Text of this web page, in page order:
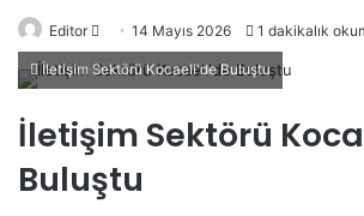
Editor
i
r
e
-
p
o
14 Mayıs 2026 1 dakikalık
İletişim Sektörü Kocaeli'de Buluştu
İletişim Sektörü
Buluştu